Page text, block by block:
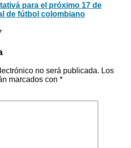
para el próximo 17 de
de fútbol colombiano
no será publicada. Los
marcados con *